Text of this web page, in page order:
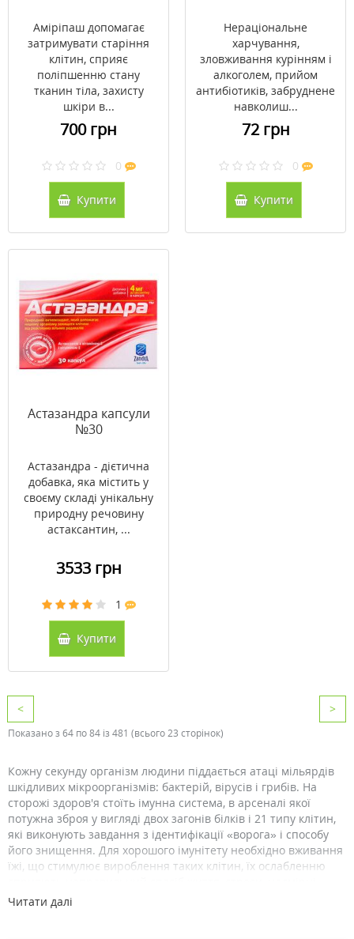
Аміріпаш допомагає
затримувати старіння
клітин, сприяє
поліпшенню стану
тканин тіла, захисту
шкіри в...
700 грн
0
Купити
Нераціональне
харчування,
зловживання курінням і
алкоголем, прийом
антибіотиків, забруднене
навколиш...
72 грн
0
Купити
Астазандра капсули
№30
Астазандра - дієтична
добавка, яка містить у
своєму складі унікальну
природну речовину
астаксантин, ...
3533 грн
1
Купити
< >
Показано з 64 по 84 із 481 (всього 23 сторінок)
Кожну секунду організм людини піддається атаці мільярдів
шкідливих мікроорганізмів: бактерій, вірусів і грибів. На
сторожі здоров'я стоїть імунна система, в арсеналі якої
потужна зброя у вигляді двох загонів білків і 21 типу клітин,
які виконують завдання з ідентифікації «ворога» і способу
його знищення. Для хорошого імунітету необхідно вживання
їжі, що стимулює вироблення таких клітин, їх ослабленню
навантаження, часті переїзди, погана екологія.
Читати далі